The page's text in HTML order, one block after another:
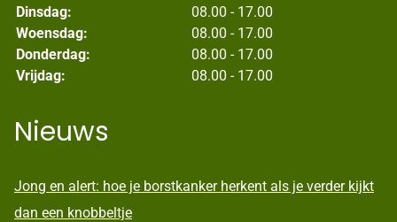
Dinsdag:
08.00 - 17.00
Woensdag:
08.00 - 17.00
Donderdag:
08.00 - 17.00
Vrijdag:
08.00 - 17.00
Nieuws
Jong en alert: hoe je borstkanker herkent als je verder kijkt
dan een knobbeltje